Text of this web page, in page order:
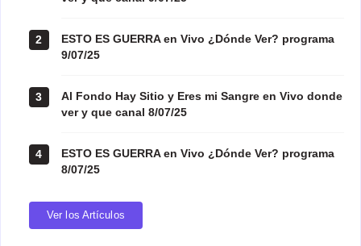
2
ESTO ES GUERRA en Vivo ¿Dónde Ver? programa
9/07/25
3
Al Fondo Hay Sitio y Eres mi Sangre en Vivo donde
ver y que canal 8/07/25
4
ESTO ES GUERRA en Vivo ¿Dónde Ver? programa
8/07/25
Ver los Artículos